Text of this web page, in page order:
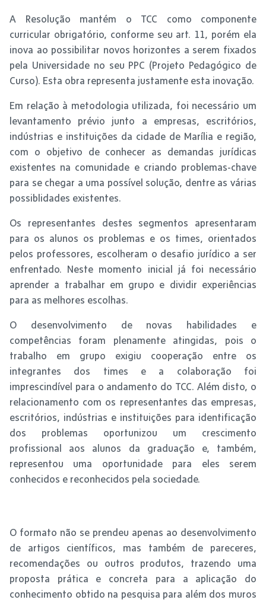
A Resolução mantém o TCC como componente
curricular obrigatório, conforme seu art. 11, porém ela
inova ao possibilitar novos horizontes a serem fixados
pela Universidade no seu PPC (Projeto Pedagógico de
Curso). Esta obra representa justamente esta inovação.
Em relação à metodologia utilizada, foi necessário um
levantamento prévio junto a empresas, escritórios,
indústrias e instituições da cidade de Marília e região,
com o objetivo de conhecer as demandas jurídicas
existentes na comunidade e criando problemas-chave
para se chegar a uma possível solução, dentre as várias
possiblidades existentes.
Os representantes destes segmentos apresentaram
para os alunos os problemas e os times, orientados
pelos professores, escolheram o desafio jurídico a ser
enfrentado. Neste momento inicial já foi necessário
aprender a trabalhar em grupo e dividir experiências
para as melhores escolhas.
O desenvolvimento de novas habilidades e
competências foram plenamente atingidas, pois o
trabalho em grupo exigiu cooperação entre os
integrantes dos times e a colaboração foi
imprescindível para o andamento do TCC. Além disto, o
relacionamento com os representantes das empresas,
escritórios, indústrias e instituições para identificação
dos problemas oportunizou um crescimento
profissional aos alunos da graduação e, também,
representou uma oportunidade para eles serem
conhecidos e reconhecidos pela sociedade.
O formato não se prendeu apenas ao desenvolvimento
de artigos científicos, mas também de pareceres,
recomendações ou outros produtos, trazendo uma
proposta prática e concreta para a aplicação do
conhecimento obtido na pesquisa para além dos muros